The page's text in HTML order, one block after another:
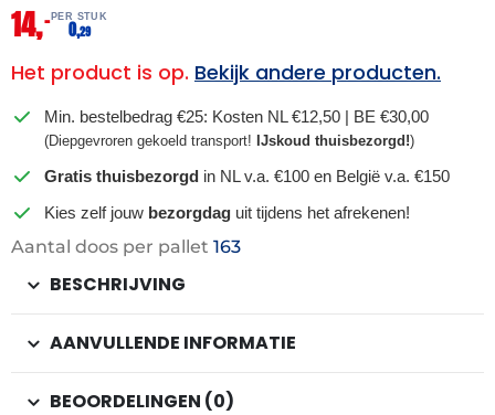
14,– PER STUK
0,29
Het product is op. Bekijk andere producten.
Min. bestelbedrag €25: Kosten NL €12,50 | BE €30,00
(Diepgevroren gekoeld transport! IJskoud thuisbezorgd!)
Gratis thuisbezorgd in NL v.a. €100 en België v.a. €150
Kies zelf jouw bezorgdag uit tijdens het afrekenen!
Aantal doos per pallet 163
BESCHRIJVING
AANVULLENDE INFORMATIE
BEOORDELINGEN (0)